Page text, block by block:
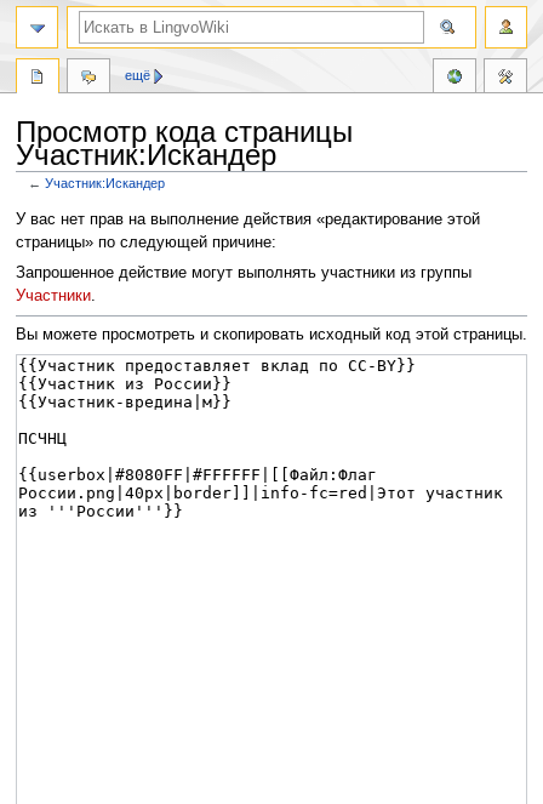
Просмотр кода страницы
Участник:Искандер
←Участник:Искандер
Перейти
к
навигации
Перейти
к
поиску
У вас нет прав на выполнение действия «редактирование этой
страницы» по следующей причине:
Запрошенное действие могут выполнять участники из группы
Участники.
Вы можете просмотреть и скопировать исходный код этой страницы.
ещё